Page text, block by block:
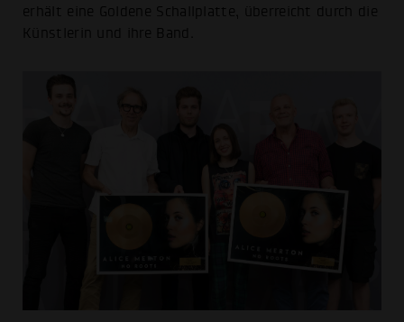
erhält eine Goldene Schallplatte, überreicht durch die
Künstlerin und ihre Band.